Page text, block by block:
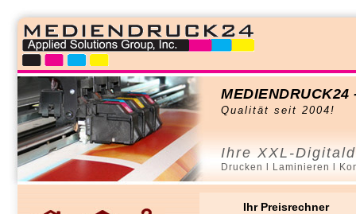
Qualität seit 2004!
Ihre XXL-
Drucken l Laminieren l
Ihr Preisrechner